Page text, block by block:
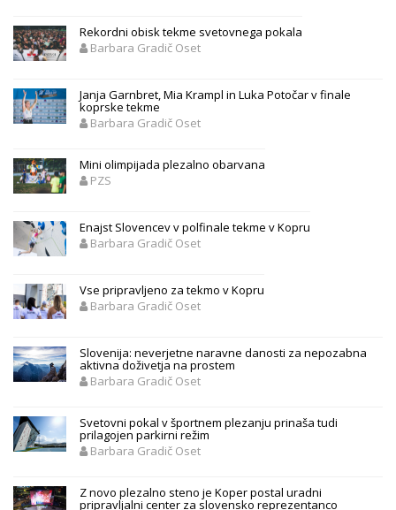
Rekordni obisk tekme svetovnega pokala
Barbara Gradič Oset
Janja Garnbret, Mia Krampl in Luka Potočar v finale
koprske tekme
Barbara Gradič Oset
Mini olimpijada plezalno obarvana
PZS
Enajst Slovencev v polfinale tekme v Kopru
Barbara Gradič Oset
Vse pripravljeno za tekmo v Kopru
Barbara Gradič Oset
Slovenija: neverjetne naravne danosti za nepozabna
aktivna doživetja na prostem
Barbara Gradič Oset
Svetovni pokal v športnem plezanju prinaša tudi
prilagojen parkirni režim
Barbara Gradič Oset
Z novo plezalno steno je Koper postal uradni
pripravljalni center za slovensko reprezentanco